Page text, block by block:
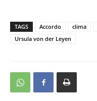
TAGS Accordo clima
Ursula von der Leyen